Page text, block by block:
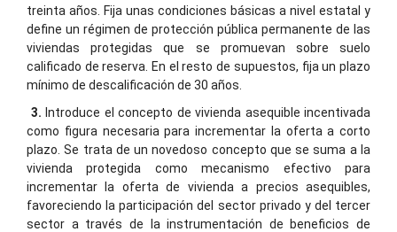
treinta años. Fija unas condiciones básicas a nivel estatal y
define un régimen de protección pública permanente de las
viviendas protegidas que se promuevan sobre suelo
calificado de reserva. En el resto de supuestos, fija un plazo
mínimo de descalificación de 30 años.
3. Introduce el concepto de vivienda asequible incentivada
como figura necesaria para incrementar la oferta a corto
plazo. Se trata de un novedoso concepto que se suma a la
vivienda protegida como mecanismo efectivo para
incrementar la oferta de vivienda a precios asequibles,
favoreciendo la participación del sector privado y del tercer
sector a través de la instrumentación de beneficios de